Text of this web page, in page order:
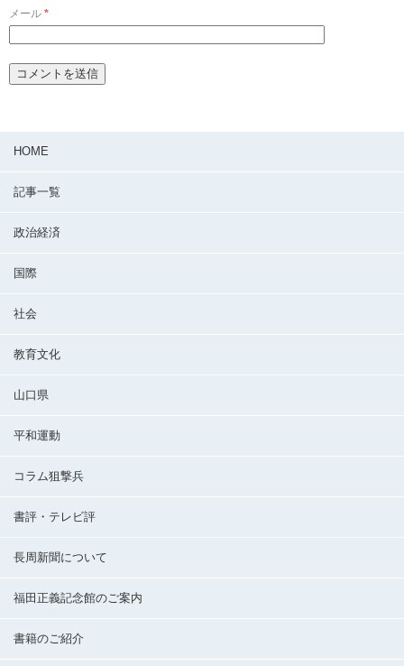
メール *
HOME
記事一覧
政治経済
国際
社会
教育文化
山口県
平和運動
コラム狙撃兵
書評・テレビ評
長周新聞について
福田正義記念館のご案内
書籍のご紹介